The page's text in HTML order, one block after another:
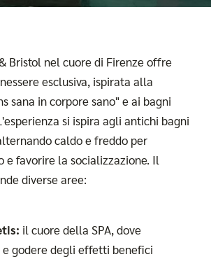
Bristol nel cuore di Firenze offre
esclusiva, ispirata alla
sana in corpore sano" e ai bagni
si ispira agli antichi bagni
caldo e freddo per
e favorire la socializzazione. Il
diverse aree:
il cuore della SPA, dove
e godere degli effetti benefici